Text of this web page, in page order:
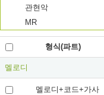
관현악
MR
형식(파트)
멜로디
멜로디+코드+가사